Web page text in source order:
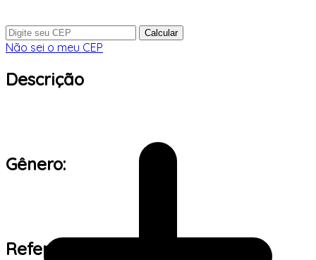
Calcular
Não sei o meu CEP
Descrição
Gênero:
Referência de tamanho: